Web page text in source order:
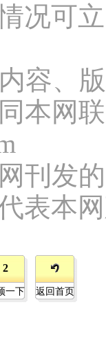
况可
容、
本网
刊发
表本
2
一下 返回首页